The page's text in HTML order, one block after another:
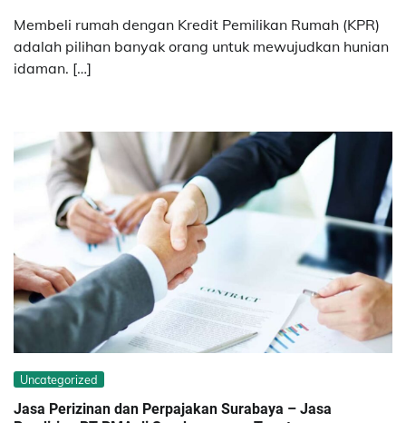
Membeli rumah dengan Kredit Pemilikan Rumah (KPR)
adalah pilihan banyak orang untuk mewujudkan hunian
idaman. […]
Uncategorized
Jasa Perizinan dan Perpajakan Surabaya – Jasa